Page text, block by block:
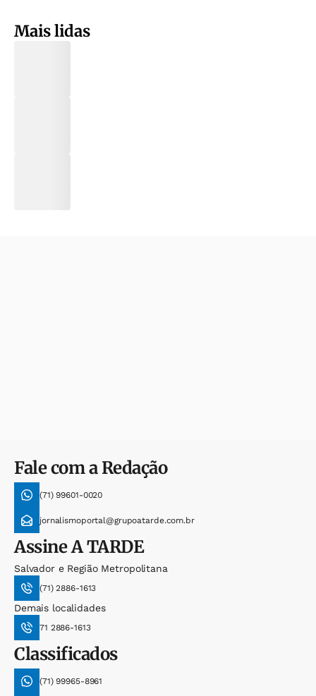
Mais lidas
Fale com a Redação
(71) 99601-0020
jornalismoportal@grupoatarde.com.br
AssineA TARDE
Salvador e Região Metropolitana
(71) 2886-1613
Demais localidades
71 2886-1613
Classificados
(71) 99965-8961